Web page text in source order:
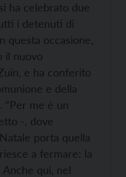
ha celebrato due
i detenuti di
questa occasione,
il nuovo
e ha conferito
e della
“Per me è un
-, dove
porta quella
a fermare: la
qui, nel